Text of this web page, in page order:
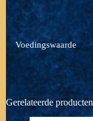
Voedingswaarde
Gerelateerde producten